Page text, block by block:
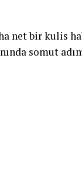
net bir kulis
somut